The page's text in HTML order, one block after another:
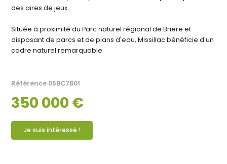
des aires de jeux.
Située à proximité du Parc naturel régional de Brière et
disposant de parcs et de plans d'eau, Missillac bénéficie d'un
cadre naturel remarquable.
350 000 €
Référence 05BC7801
Je suis intéressé !